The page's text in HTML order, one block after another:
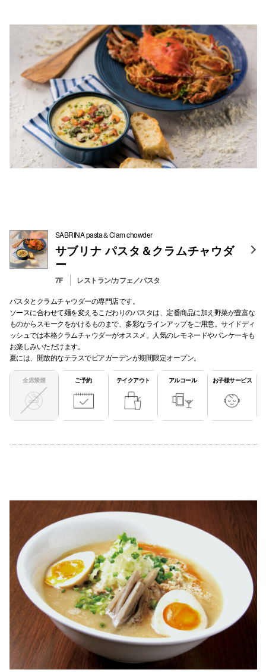
SABRINA pasta＆Clam chowder
サブリナ パスタ＆クラムチャウダ
ー
7F レストラン/カフェ／パスタ
パスタとクラムチャウダーの専門店です。
ソースに合わせて麺を変えるこだわりのパスタは、定番商品に加え野菜が豊富な
ものからスモークをかけるものまで、多彩なラインアップをご用意。サイドディ
ッシュでは本格クラムチャウダーがオススメ。人気のレモネードやパンケーキも
お楽しみいただけます。
夏には、開放的なテラスでビアガーデンが期間限定オープン。
全席禁煙 ご予約 テイクアウト アルコール お子様サービス